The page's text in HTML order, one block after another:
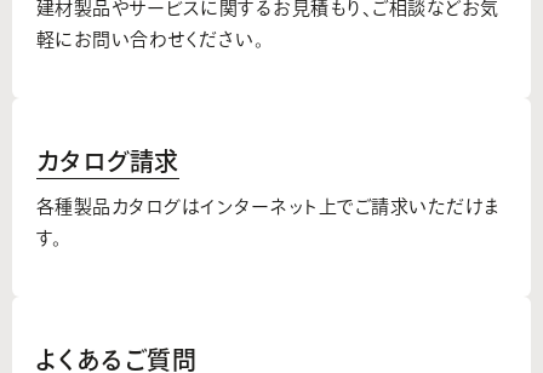
建材製品やサービスに関するお見積もり、 ご相談などお気
軽にお問い合わせください。
カタログ請求
各種製品カタログはインターネット上でご請求いただけま
す。
よくあるご質問